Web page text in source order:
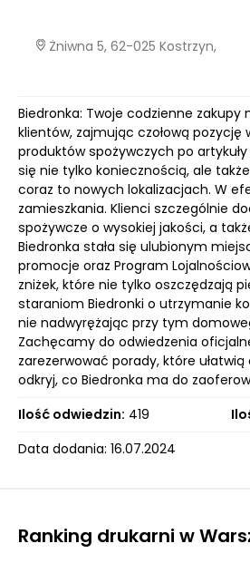
Żniwna 5, 62-025 Kostrzyn,
Biedronka: Twoje codzienne
klientów, zajmując czołową
produktów spożywczych po
się nie tylko koniecznością, ale
coraz to nowych lokalizacjach. W
zamieszkania. Klienci szczególnie
spożywcze o wysokiej jakości, a
Biedronka stała się ulubionym
promocje oraz Program
zniżek, które nie tylko oszczędzają
staraniom Biedronki o utrzymanie
nie nadwyrężając przy tym
Zachęcamy do odwiedzenia
zarezerwować porady, które
odkryj, co Biedronka ma do
Ilość odwiedzin: 419
Data dodania: 16.07.2024
Ranking drukarni w